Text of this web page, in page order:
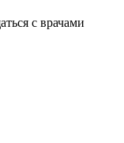
с врачами